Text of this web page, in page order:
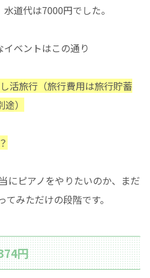
道代は7000円でした。
ベントはこの通り
活旅行（旅行費用は旅行貯蓄
）
にピアノをやりたいのか、まだ
みただけの段階です。
円